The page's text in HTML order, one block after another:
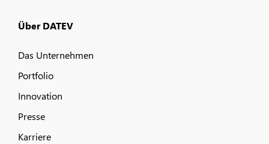
Über DATEV
Das Unternehmen
Portfolio
Innovation
Presse
Karriere